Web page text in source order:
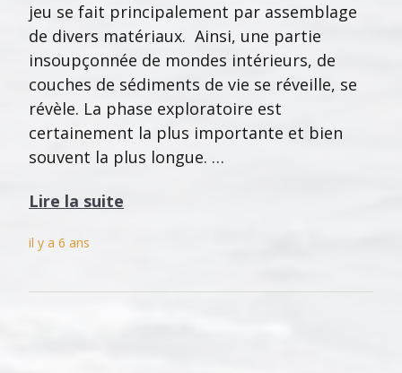
jeu se fait principalement par assemblage
de divers matériaux. Ainsi, une partie
insoupçonnée de mondes intérieurs, de
couches de sédiments de vie se réveille, se
révèle. La phase exploratoire est
certainement la plus importante et bien
souvent la plus longue. …
Lire la suite
il y a 6 ans